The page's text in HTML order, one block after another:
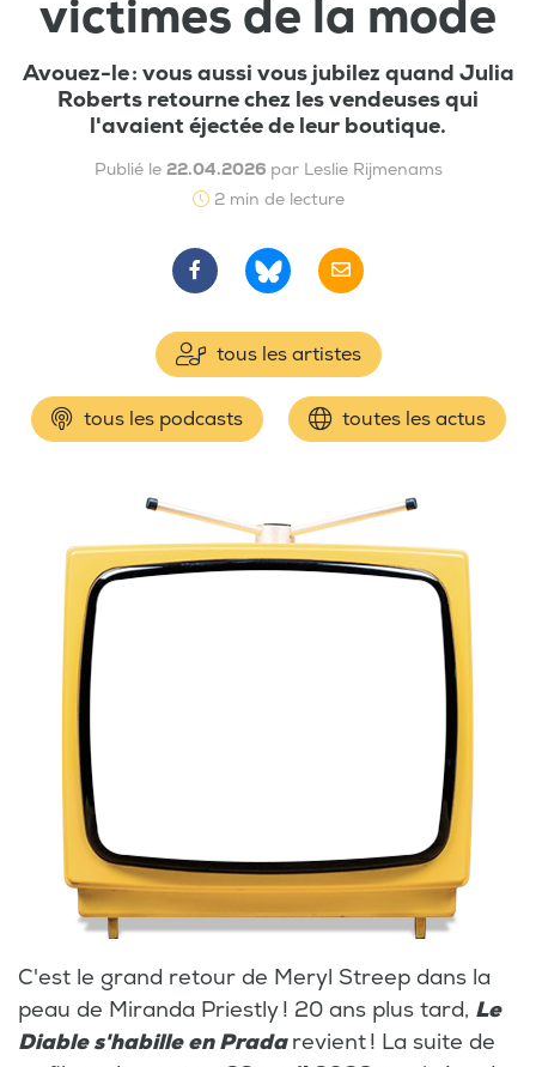
victimes de la mode
Avouez-le : vous aussi vous jubilez quand Julia
Roberts retourne chez les vendeuses qui
l'avaient éjectée de leur boutique.
Publié le 22.04.2026 par Leslie Rijmenams
2 min de lecture
tous les artistes
tous les podcasts toutes les actus
C'est le grand retour de Meryl Streep dans la
peau de Miranda Priestly ! 20 ans plus tard, Le
Diable s'habille en Pradarevient ! La suite de